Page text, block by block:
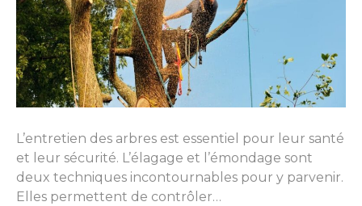
L’entretien des arbres est essentiel pour leur santé
et leur sécurité. L’élagage et l’émondage sont
deux techniques incontournables pour y parvenir.
Elles permettent de contrôler…